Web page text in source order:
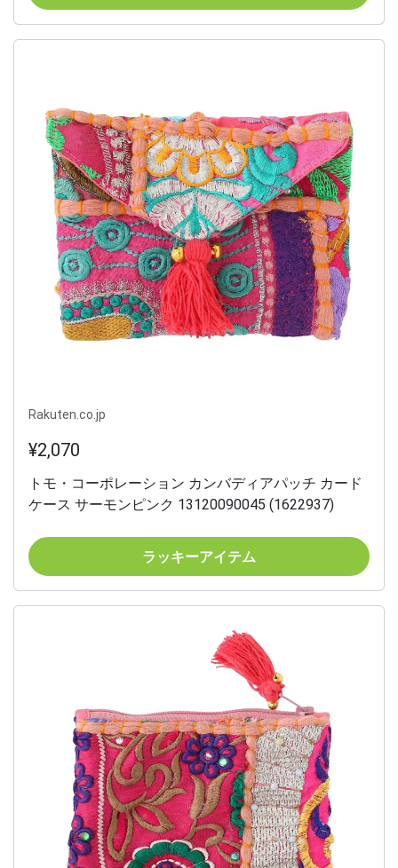
Rakuten.co.jp
¥2,070
トモ・コーポレーション カンバディアパッチ カード
ケース サーモンピンク 13120090045 (1622937)
ラッキーアイテム